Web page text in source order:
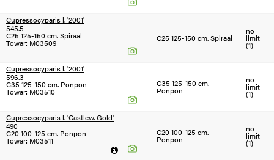
Cupressocyparis l. '2001'
545.5
C25 125-150 cm. Spiraal
Towar: M03509 C25 125-150 cm. Spiraal
no
limit
(1)
Cupressocyparis l. '2001'
596.3
C35 125-150 cm. Ponpon
Towar: M03510
C35 125-150 cm.
Ponpon
no
limit
(1)
Cupressocyparis l. 'Castlew. Gold'
490
C20 100-125 cm. Ponpon
Towar: M03511
C20 100-125 cm.
Ponpon
no
limit
(1)